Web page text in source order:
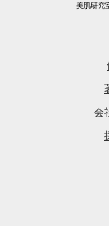
美肌研究
会